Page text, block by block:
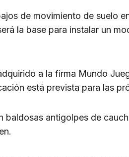
de movimiento de suelo
la base para instalar un
a la firma Mundo
está prevista para las
baldosas antigolpes de